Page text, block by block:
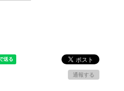
通報する